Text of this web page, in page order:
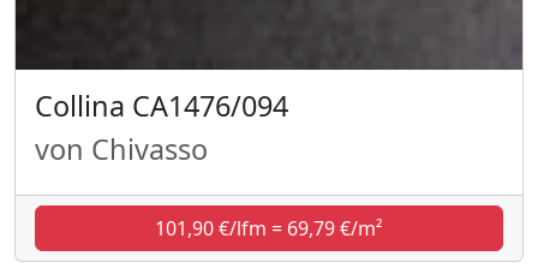
Collina CA1476/094
von Chivasso
101,90 €/lfm = 69,79 €/m²